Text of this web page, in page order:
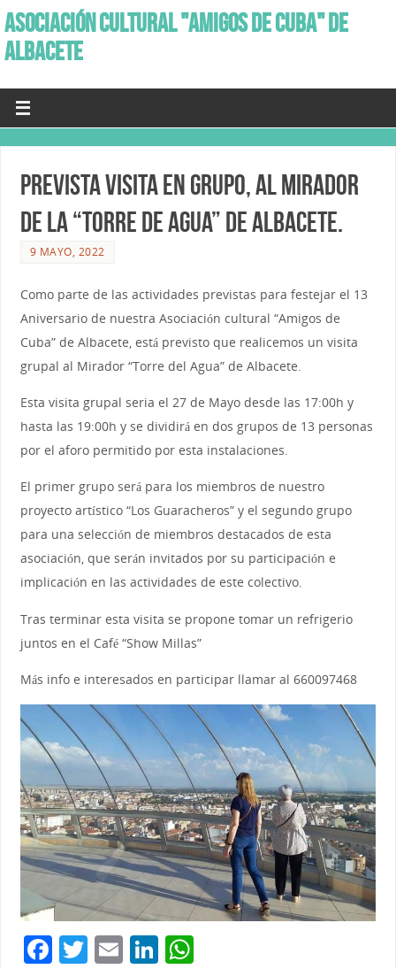
ASOCIACIÓN CULTURAL "AMIGOS DE CUBA" DE
ALBACETE
Prevista visita en grupo, al mirador
de la “Torre de agua” de Albacete.
9 MAYO, 2022
Como parte de las actividades previstas para festejar el 13
Aniversario de nuestra Asociación cultural “Amigos de
Cuba” de Albacete, está previsto que realicemos un visita
grupal al Mirador “Torre del Agua” de Albacete.
Esta visita grupal seria el 27 de Mayo desde las 17:00h y
hasta las 19:00h y se dividirá en dos grupos de 13 personas
por el aforo permitido por esta instalaciones.
El primer grupo será para los miembros de nuestro
proyecto artístico “Los Guaracheros” y el segundo grupo
para una selección de miembros destacados de esta
asociación, que serán invitados por su participación e
implicación en las actividades de este colectivo.
Tras terminar esta visita se propone tomar un refrigerio
juntos en el Café “Show Millas”
Más info e interesados en participar llamar al 660097468
F T E Li W